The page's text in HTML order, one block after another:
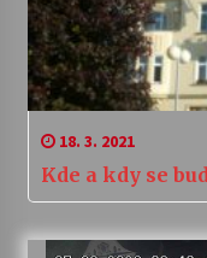
18. 3. 2021
Kde a kdy se